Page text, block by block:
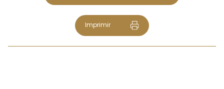
Imprimir